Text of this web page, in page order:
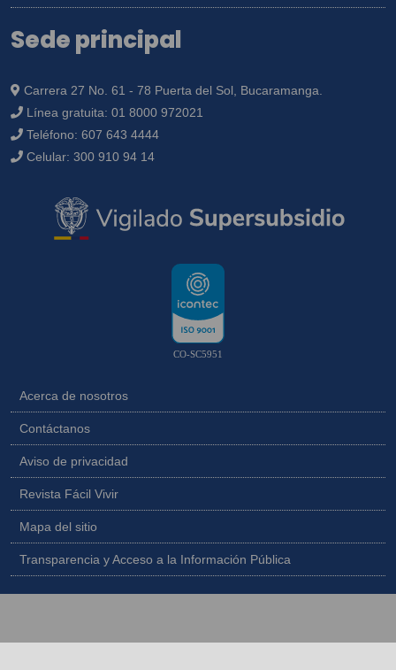
Sede principal
Carrera 27 No. 61 - 78 Puerta del Sol, Bucaramanga.
Línea gratuita: 01 8000 972021
Teléfono: 607 643 4444
Celular: 300 910 94 14
CO-SC5951
Acerca de nosotros
Contáctanos
Aviso de privacidad
Revista Fácil Vivir
Mapa del sitio
Transparencia y Acceso a la Información Pública